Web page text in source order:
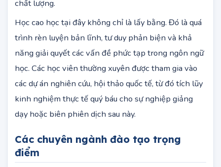
giúp bạn mở rộng mạng lưới quan hệ chuyên môn
chất lượng.
Học cao học tại đây không chỉ là lấy bằng. Đó là quá
trình rèn luyện bản lĩnh, tư duy phản biện và khả
năng giải quyết các vấn đề phức tạp trong ngôn ngữ
học. Các học viên thường xuyên được tham gia vào
các dự án nghiên cứu, hội thảo quốc tế, từ đó tích lũy
kinh nghiệm thực tế quý báu cho sự nghiệp giảng
dạy hoặc biên phiên dịch sau này.
Các chuyên ngành đào tạo trọng